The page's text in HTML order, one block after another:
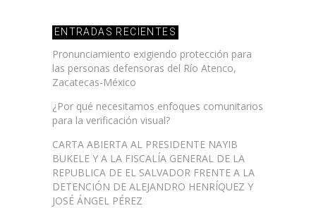
ENTRADAS RECIENTES
Pronunciamiento exigiendo protección para
las personas defensoras del Río Atenco,
Zacatecas-México
¿Por qué necesitamos enfoques comunitarios
para la verificación visual?
CARTA ABIERTA AL PRESIDENTE NAYIB
BUKELE Y A LA FISCALÍA GENERAL DE LA
REPUBLICA DE EL SALVADOR FRENTE A LA
DETENCIÓN DE ALEJANDRO HENRÍQUEZ Y
JOSÉ ÁNGEL PÉREZ